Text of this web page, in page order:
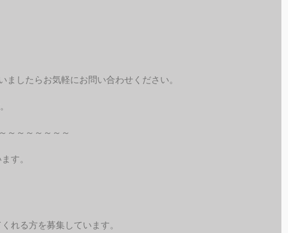
ましたらお気軽にお問い合わせください。
～～～～～～～
す。
れる方を募集しています。